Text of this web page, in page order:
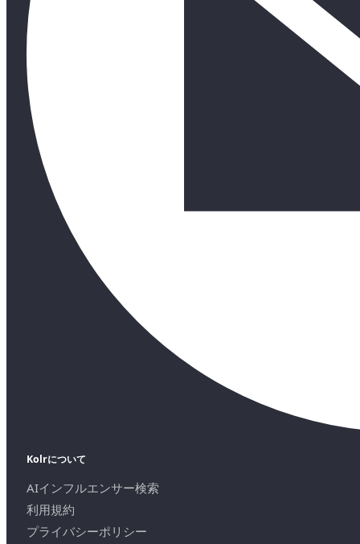
Kolrについて
AIインフルエンサー検索
利用規約
プライバシーポリシー